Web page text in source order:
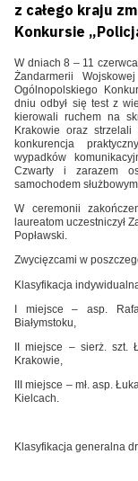
z całego kraju
Konkursie
W dniach 8 – 11
Żandarmerii
Ogólnopolskiego
dniu odbył się test z
kierowali ruchem na
Krakowie oraz
konkurencja
wypadków
Czwarty i zarazem
samochodem
W ceremonii
laureatom uczestniczył
Popławski.
Zwycięzcami w
Klasyfikacja
I miejsce – asp.
Białymstoku,
II miejsce – sierż. szt.
Krakowie,
III miejsce – mł. asp.
Kielcach.
Klasyfikacja generalna